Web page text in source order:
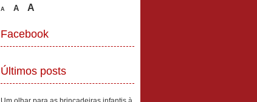
A A A
Facebook
Últimos posts